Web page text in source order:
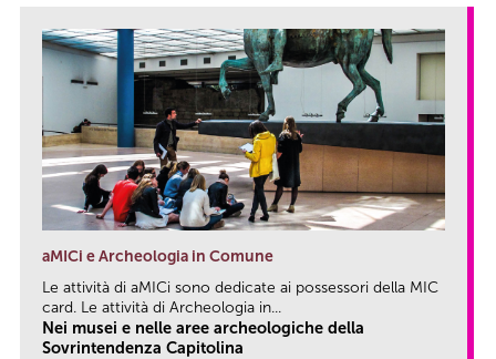
aMICi e Archeologia in Comune
Le attività di aMICi sono dedicate ai possessori della MIC
card. Le attività di Archeologia in...
Nei musei e nelle aree archeologiche della
Sovrintendenza Capitolina